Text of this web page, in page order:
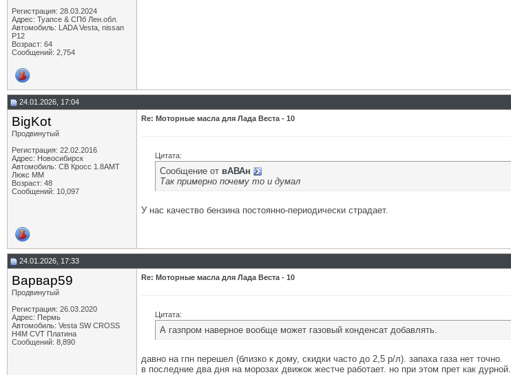
Регистрация: 28.03.2024
Адрес: Туапсе & СПб Лен.обл.
Автомобиль: LADA Vesta, nissan
P12
Возраст: 64
Сообщений: 2,754
24.01.2026, 17:04
BigKot
Продвинутый
Регистрация: 22.02.2016
Адрес: Новосибирск
Автомобиль: СВ Кросс 1.8АМТ
Люкс ММ
Возраст: 48
Сообщений: 10,097
Re: Моторные масла для Лада Веста - 10
Цитата:
Сообщение от вАВАн
Так примерно почему то и думал
У нас качество бензина постоянно-периодически страдает.
24.01.2026, 17:33
Варвар59
Продвинутый
Регистрация: 26.03.2020
Адрес: Пермь
Автомобиль: Vesta SW CROSS
H4M CVT Платина
Сообщений: 8,890
Re: Моторные масла для Лада Веста - 10
Цитата:
А газпром наверное вообще может газовый конденсат добавлять.
давно на гпн перешел (близко к дому, скидки часто до 2,5 р/л). запаха газа нет точно.
в последние два дня на морозах движок жестче работает. но при этом прет как дурной.